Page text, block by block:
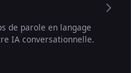
de parole en langage
IA conversationnelle.